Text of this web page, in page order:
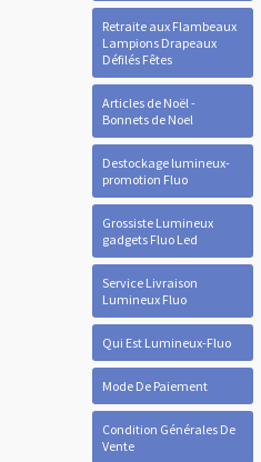
Retraite aux Flambeaux
Lampions Drapeaux
Défilés Fêtes
Articles de Noël -
Bonnets de Noel
Destockage lumineux-
promotion Fluo
Grossiste Lumineux
gadgets Fluo Led
Service Livraison
Lumineux Fluo
Qui Est Lumineux-Fluo
Mode De Paiement
Condition Générales De
Vente